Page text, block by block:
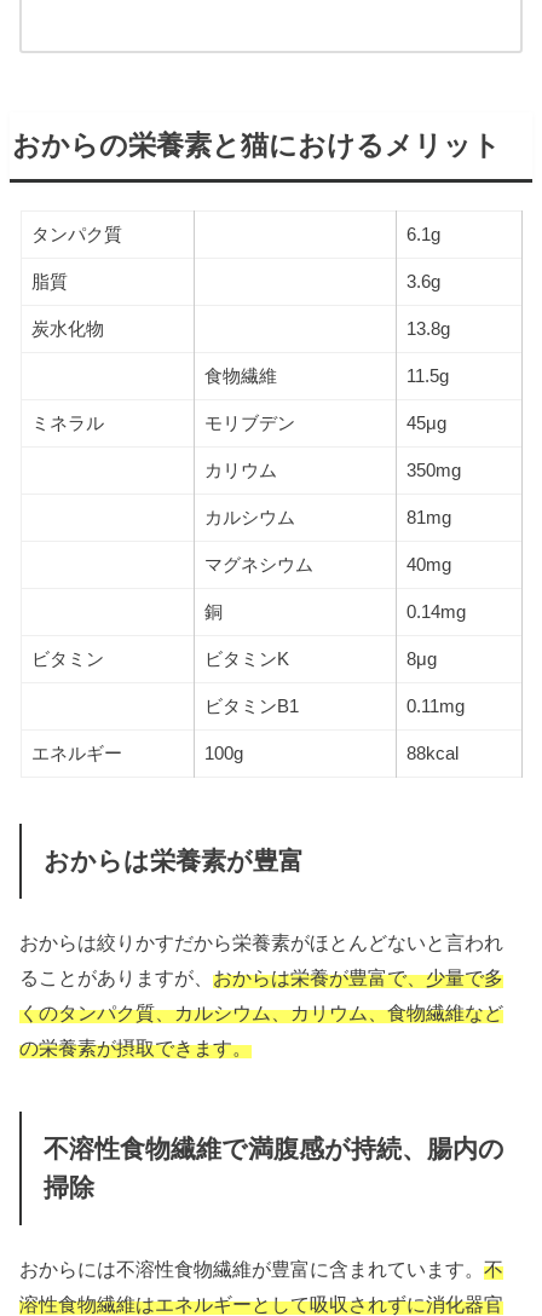
おからの栄養素と猫におけるメリット
タンパク質 6.1g
脂質 3.6g
炭水化物 13.8g
食物繊維 11.5g
ミネラル モリブデン 45μg
カリウム 350mg
カルシウム 81mg
マグネシウム 40mg
銅 0.14mg
ビタミン ビタミンK 8μg
ビタミンB1 0.11mg
エネルギー 100g 88kcal
おからは栄養素が豊富
おからは絞りかすだから栄養素がほとんどないと言われ
ることがありますが、おからは栄養が豊富で、少量で多
くのタンパク質、カルシウム、カリウム、食物繊維など
の栄養素が摂取できます。
不溶性食物繊維で満腹感が持続、腸内の
掃除
おからには不溶性食物繊維が豊富に含まれています。不
溶性食物繊維はエネルギーとして吸収されずに消化器官